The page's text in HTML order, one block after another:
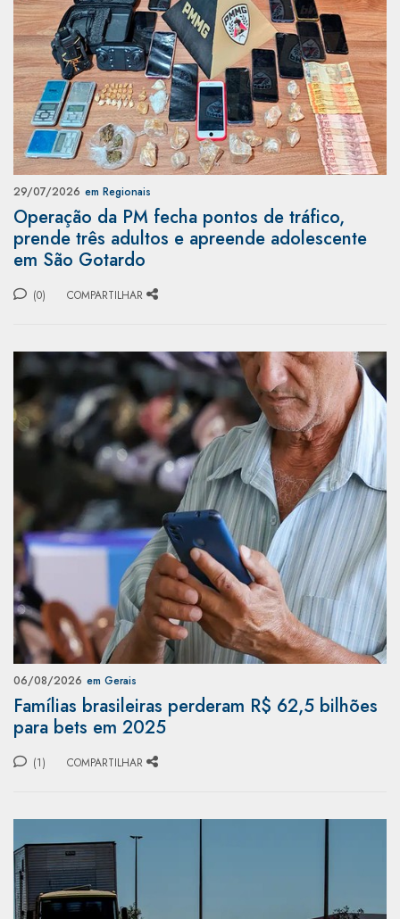
29/07/2026 em Regionais
Operação da PM fecha pontos de tráfico,
prende três adultos e apreende adolescente
em São Gotardo
(0) COMPARTILHAR
06/08/2026 em Gerais
Famílias brasileiras perderam R$ 62,5 bilhões
para bets em 2025
(1) COMPARTILHAR